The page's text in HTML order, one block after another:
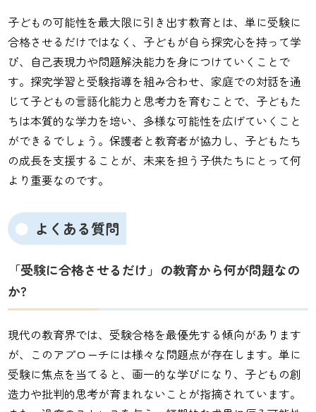
子どもの可能性を最大限に引き出す教育とは、単に受験に
合格させるだけではなく、子どもが自ら探究心を持って学
び、自己表現力や問題解決能力を身につけていくことで
す。探究学習と受験指導を組み合わせ、家庭での対話を通
じて子どもの言語化能力と思考力を育むことで、子どもた
ちは本質的な学力を培い、多様な可能性を広げていくこと
ができるでしょう。保護者と教育者が協力し、子どもたち
の成長を支援することが、未来を担う子供たちにとって何
より重要なのです。
よくある質問
「受験に合格させるだけ」の教育から何が問題なの
か?
現代の教育界では、受験合格を最優先する傾向があります
が、このアプローチには様々な問題点が存在します。単に
受験に焦点を当てると、画一的な学びになり、子どもの創
造力や批判的思考が育まれないことが指摘されています。